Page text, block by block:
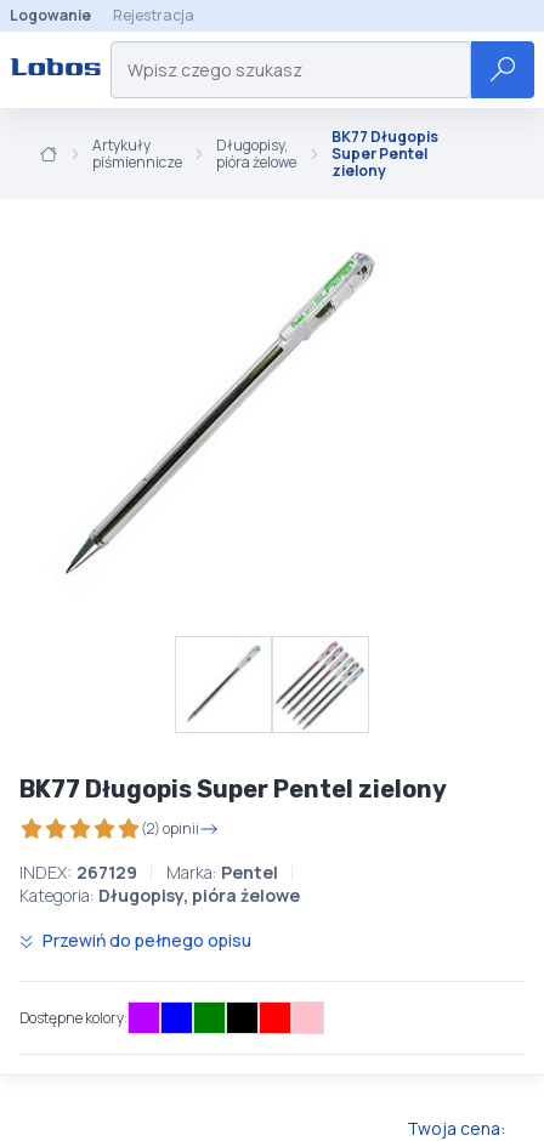
Logowanie Rejestracja
Artykuły
piśmiennicze
Długopisy,
pióra żelowe
BK77 Długopis
Super Pentel
zielony
BK77 Długopis Super Pentel zielony
(2) opinii
INDEX: 267129 Marka: Pentel
Kategoria: Długopisy, pióra żelowe
Przewiń do pełnego opisu
Dostępne kolory:
Twoja cena: